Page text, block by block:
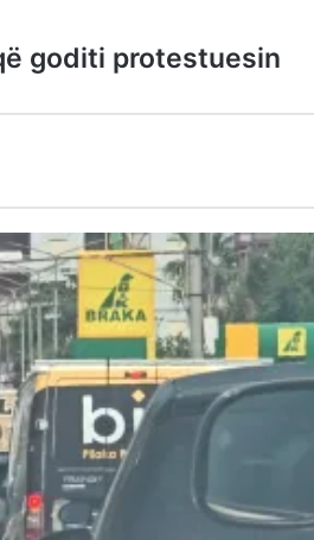
goditi protestuesin